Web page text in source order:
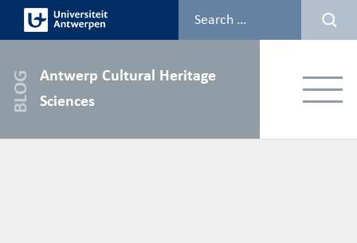
Antwerp Cultural Heritage
Sciences
Menu